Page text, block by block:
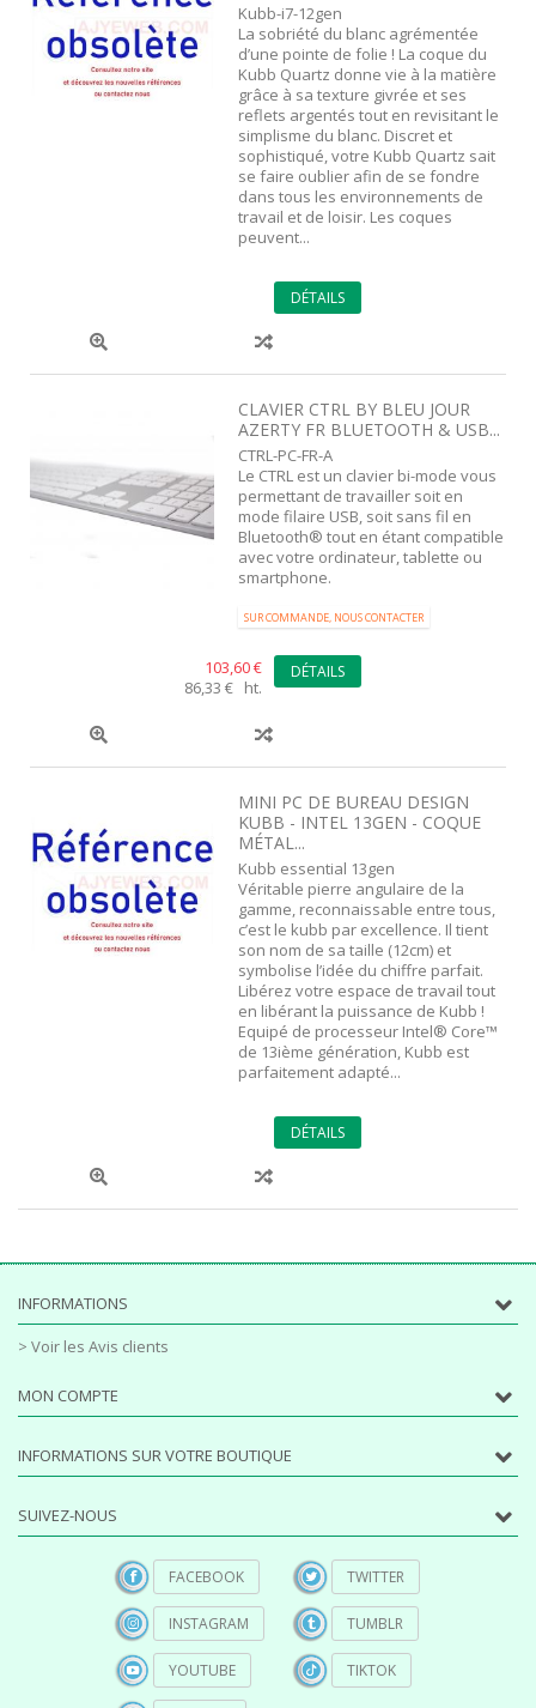
Kubb-i7-12gen
La sobriété du blanc agrémentée
d’une pointe de folie ! La coque du
Kubb Quartz donne vie à la matière
grâce à sa texture givrée et ses
reflets argentés tout en revisitant le
simplisme du blanc. Discret et
sophistiqué, votre Kubb Quartz sait
se faire oublier afin de se fondre
dans tous les environnements de
travail et de loisir. Les coques
peuvent...
DÉTAILS
CLAVIER CTRL BY BLEU JOUR
AZERTY FR BLUETOOTH & USB...
CTRL-PC-FR-A
Le CTRL est un clavier bi-mode vous
permettant de travailler soit en
mode filaire USB, soit sans fil en
Bluetooth® tout en étant compatible
avec votre ordinateur, tablette ou
smartphone.
SUR COMMANDE, NOUS CONTACTER
103,60 €
86,33 € ht.
DÉTAILS
MINI PC DE BUREAU DESIGN
KUBB - INTEL 13GEN - COQUE
MÉTAL...
Kubb essential 13gen
Véritable pierre angulaire de la
gamme, reconnaissable entre tous,
c’est le kubb par excellence. Il tient
son nom de sa taille (12cm) et
symbolise l’idée du chiffre parfait.
Libérez votre espace de travail tout
en libérant la puissance de Kubb !
Equipé de processeur Intel® Core™
de 13ième génération, Kubb est
parfaitement adapté...
DÉTAILS
INFORMATIONS
> Voir les Avis clients
MON COMPTE
INFORMATIONS SUR VOTRE BOUTIQUE
SUIVEZ-NOUS
FACEBOOK
INSTAGRAM
YOUTUBE
TWITTER
TUMBLR
TIKTOK